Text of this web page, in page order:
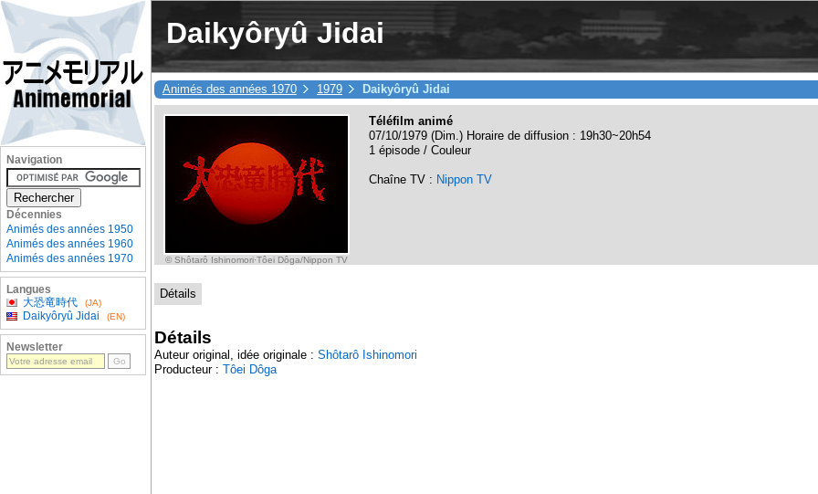
Daikyôryû Jidai
Animés des années 1970 1979 Daikyôryû Jidai
© Shôtarô Ishinomori·Tôei Dôga/Nippon TV
Téléfilm animé
07/10/1979 (Dim.) Horaire de diffusion : 19h30~20h54
1 épisode / Couleur
Chaîne TV : Nippon TV
Détails
Détails
Auteur original, idée originale : Shôtarô Ishinomori
Producteur : Tôei Dôga
Navigation
Décennies
Animés des années 1950
Animés des années 1960
Animés des années 1970
Langues
大恐竜時代
(JA)
Daikyôryû Jidai (EN)
Newsletter